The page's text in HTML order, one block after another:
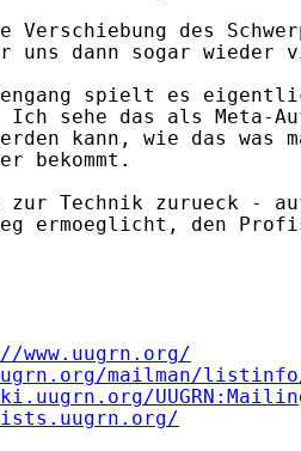
Verschiebung des
uns dann sogar
spielt es
sehe das als Meta-
kann, wie das was
bekommt.
zur Technik zurueck -
ermoeglicht, den
www.uugrn.org/
mailman/